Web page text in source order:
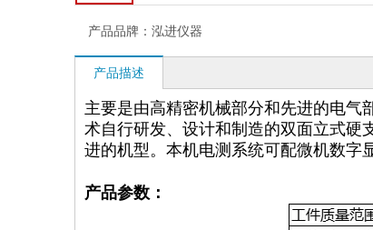
产品品牌： 泓进仪器
产品描述
主要是由高精密机械部分和先进的电气
术自行研发、设计和制造的双面立式硬
进的机型。本机电测系统可配微机数字
产品参数：